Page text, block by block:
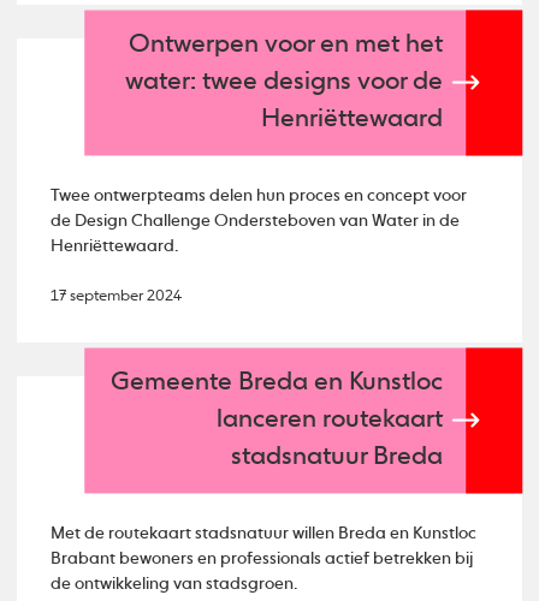
Ontwerpen voor en met het
water: twee designs voor de
Henriëttewaard
Twee ontwerpteams delen hun proces en concept voor
de Design Challenge Ondersteboven van Water in de
Henriëttewaard.
17 september 2024
Gemeente Breda en Kunstloc
lanceren routekaart
stadsnatuur Breda
Met de routekaart stadsnatuur willen Breda en Kunstloc
Brabant bewoners en professionals actief betrekken bij
de ontwikkeling van stadsgroen.